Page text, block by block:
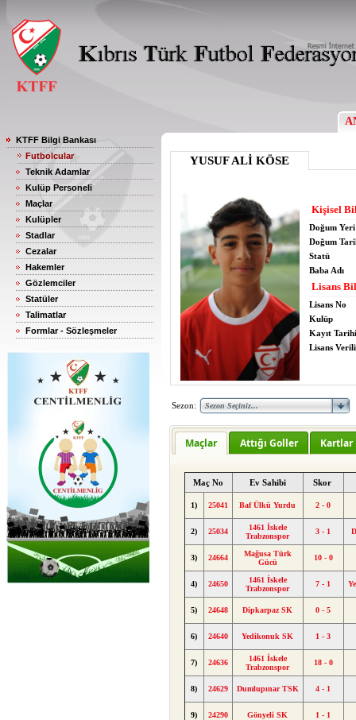
KTFF Bilgi Bankası
Futbolcular
Teknik Adamlar
Kulüp Personeli
Maçlar
Kulüpler
Stadlar
Cezalar
Hakemler
Gözlemciler
Statüler
Talimatlar
Formlar - Sözleşmeler
YUSUF ALİ KÖSE
Kişisel
Doğum Yeri
Doğum
Statü
Baba Adı
Lisans
Lisans No
Kulüp
Kayıt Tarihi
Lisans
Sezon:
Maçlar Attığı Goller Kartlar
Maç No Ev Sahibi Skor
1) 25041 Baf Ülkü Yurdu 2 - 0
2) 25034
1461 İskele
Trabzonspor
3 - 1
3) 24664
Mağusa Türk
Gücü
10 - 0
4) 24650
1461 İskele
Trabzonspor
7 - 1
5) 24648 Dipkarpaz SK 0 - 5
6) 24640 Yedikonuk SK 1 - 3
7) 24636
1461 İskele
Trabzonspor
18 - 0
8) 24629 Dumlupınar TSK 4 - 1
9) 24290 Gönyeli SK 1 - 1